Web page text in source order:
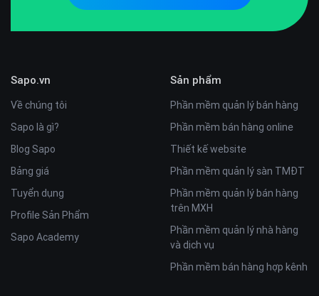
Sapo.vn
Về chúng tôi
Sapo là gì?
Blog Sapo
Bảng giá
Tuyển dụng
Profile Sản Phẩm
Sapo Academy
Sản phẩm
Phần mềm quản lý bán hàng
Phần mềm bán hàng online
Thiết kế website
Phần mềm quản lý sàn TMĐT
Phần mềm quản lý bán hàng
trên MXH
Phần mềm quản lý nhà hàng
và dịch vụ
Phần mềm bán hàng hợp kênh